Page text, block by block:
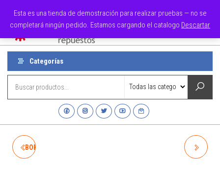
Esta es una tienda de demostración para realizar pruebas — no se
completará ningún pedido. Estamos cargando el catalogo Descartar
Refacsa 0
Menú
Categorías
BOBINA C-SOP NETMOTORS